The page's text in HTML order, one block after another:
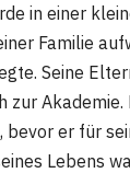
in einer
Familie
Seine
zur
bevor er für
Lebens